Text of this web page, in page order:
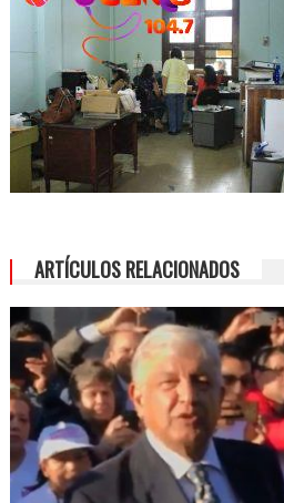
ARTÍCULOS RELACIONADOS